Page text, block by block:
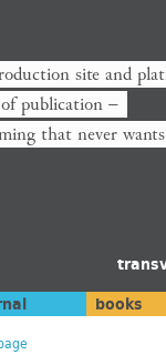
site and
publication −
that never
books